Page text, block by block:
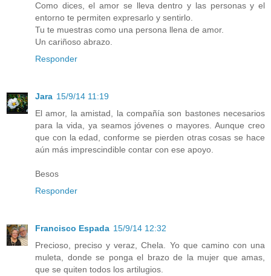
Como dices, el amor se lleva dentro y las personas y el
entorno te permiten expresarlo y sentirlo.
Tu te muestras como una persona llena de amor.
Un cariñoso abrazo.
Responder
Jara 15/9/14 11:19
El amor, la amistad, la compañía son bastones necesarios
para la vida, ya seamos jóvenes o mayores. Aunque creo
que con la edad, conforme se pierden otras cosas se hace
aún más imprescindible contar con ese apoyo.
Besos
Responder
Francisco Espada 15/9/14 12:32
Precioso, preciso y veraz, Chela. Yo que camino con una
muleta, donde se ponga el brazo de la mujer que amas,
que se quiten todos los artilugios.